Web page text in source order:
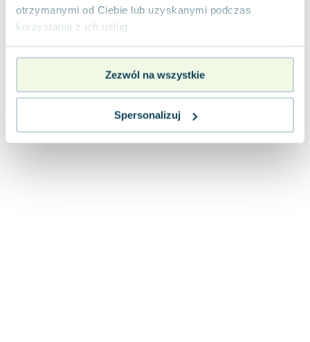
otrzymanymi od Ciebie lub uzyskanymi podczas
korzystania z ich usług.
Zezwól na wszystkie
Spersonalizuj